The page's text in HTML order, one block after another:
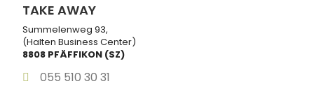
TAKE AWAY
Summelenweg 93,
(Halten Business Center)
8808 PFÄFFIKON (SZ)
055 510 30 31